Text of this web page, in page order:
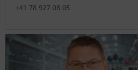
+41 78 927 08 05